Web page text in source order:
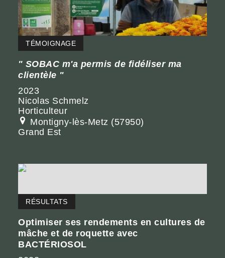
TÉMOIGNAGE
SOBAC m'a permis de fidéliser ma
clientèle
2023
Nicolas Schmelz
Horticulteur
Montigny-lès-Metz (57950)
Grand Est
RÉSULTATS
Optimiser ses rendements en cultures de
mâche et de roquette avec
BACTÉRIOSOL